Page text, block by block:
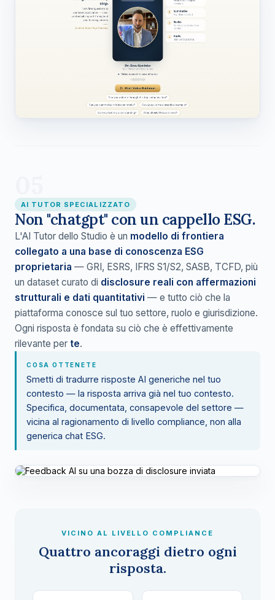
AI TUTOR SPECIALIZZATO
Non "chatgpt" con un cappello ESG.
L'AI Tutor dello Studio è un modello di frontiera
collegato a una base di conoscenza ESG
proprietaria — GRI, ESRS, IFRS S1/S2, SASB, TCFD, più
un dataset curato di disclosure reali con affermazioni
strutturali e dati quantitativi — e tutto ciò che la
piattaforma conosce sul tuo settore, ruolo e giurisdizione.
Ogni risposta è fondata su ciò che è effettivamente
rilevante per te.
COSA OTTENETE
Smetti di tradurre risposte AI generiche nel tuo
contesto — la risposta arriva già nel tuo contesto.
Specifica, documentata, consapevole del settore —
vicina al ragionamento di livello compliance, non alla
generica chat ESG.
VICINO AL LIVELLO COMPLIANCE
Quattro ancoraggi dietro ogni
risposta.